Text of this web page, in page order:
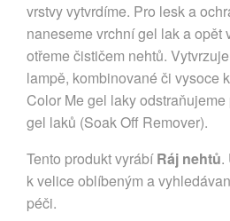
vrstvy vytvrdíme. Pro lesk a
naneseme vrchní gel lak a opět
otřeme čističem nehtů.
lampě, kombinované či vysoce
Color Me gel laky
gel laků (Soak Off Remover).
Tento produkt vyrábíRáj nehtů.
k velice oblíbeným a
péči.